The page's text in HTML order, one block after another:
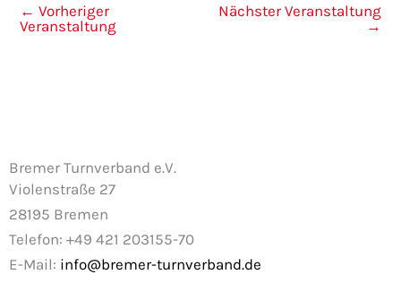
← Vorheriger
Veranstaltung
Nächster Veranstaltung
→
Bremer Turnverband e.V.
Violenstraße 27
28195 Bremen
Telefon: +49 421 203155-70
E-Mail: info@bremer-turnverband.de